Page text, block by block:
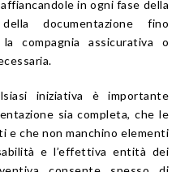
in ogni fase della
documentazione fino
compagnia assicurativa o
iniziativa è importante
sia completa, che le
e che non manchino elementi
e l’effettiva entità dei